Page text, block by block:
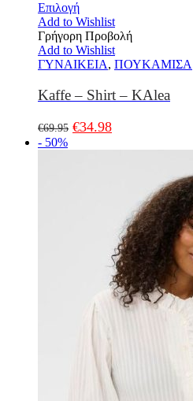
Επιλογή
Add to Wishlist
Γρήγορη Προβολή
Add to Wishlist
ΓΥΝΑΙΚΕΙΑ, ΠΟΥΚΑΜΙΣΑ
Kaffe – Shirt – KAlea
€69.95 €34.98
- 50%